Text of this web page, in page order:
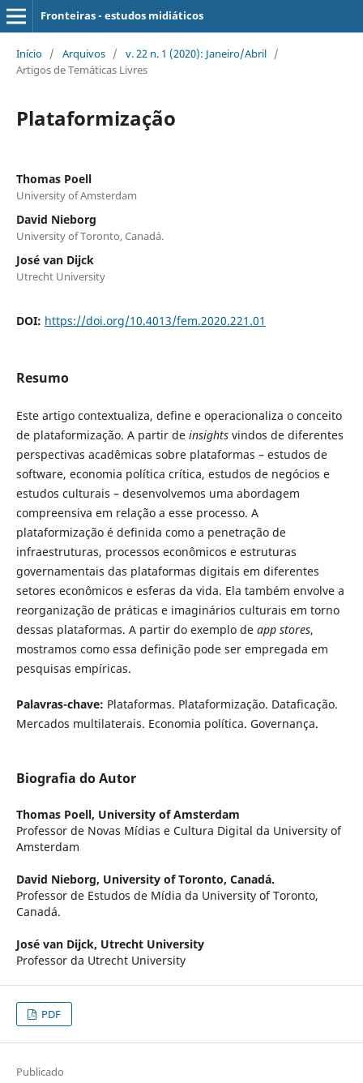
Fronteiras - estudos midiáticos
Início / Arquivos / v. 22 n. 1 (2020): Janeiro/Abril /
Artigos de Temáticas Livres
Plataformização
Thomas Poell
University of Amsterdam
David Nieborg
University of Toronto, Canadá.
José van Dijck
Utrecht University
DOI: https://doi.org/10.4013/fem.2020.221.01
Resumo
Este artigo contextualiza, define e operacionaliza o conceito
de plataformização. A partir de insights vindos de diferentes
perspectivas acadêmicas sobre plataformas – estudos de
software, economia política crítica, estudos de negócios e
estudos culturais – desenvolvemos uma abordagem
compreensiva em relação a esse processo. A
plataformização é definida como a penetração de
infraestruturas, processos econômicos e estruturas
governamentais das plataformas digitais em diferentes
setores econômicos e esferas da vida. Ela também envolve a
reorganização de práticas e imaginários culturais em torno
dessas plataformas. A partir do exemplo de app stores,
mostramos como essa definição pode ser empregada em
pesquisas empíricas.
Palavras-chave: Plataformas. Plataformização. Dataficação.
Mercados multilaterais. Economia política. Governança.
Biografia do Autor
Thomas Poell, University of Amsterdam
Professor de Novas Mídias e Cultura Digital da University of
Amsterdam
David Nieborg, University of Toronto, Canadá.
Professor de Estudos de Mídia da University of Toronto,
Canadá.
José van Dijck, Utrecht University
Professor da Utrecht University
PDF
Publicado